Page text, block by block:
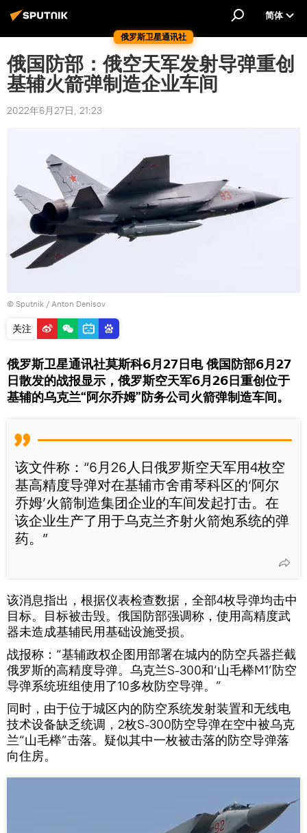
俄罗斯卫星通讯社
简体
俄国防部：俄空天军发射导弹重创
基辅火箭弹制造企业车间
2022年6月27日, 21:23
© Sputnik / Anton Denisov
关注
俄罗斯卫星通讯社莫斯科6月27日电 俄国防部6月27
日散发的战报显示，俄罗斯空天军6月26日重创位于
基辅的乌克兰“阿尔乔姆”防务公司火箭弹制造车间。
该文件称：“6月26人日俄罗斯空天军用4枚空
基高精度导弹对在基辅市舍甫琴科区的‘阿尔
乔姆’火箭制造集团企业的车间发起打击。在
该企业生产了用于乌克兰齐射火箭炮系统的弹
药。”
该消息指出，根据仪表检查数据，全部4枚导弹均击中
目标。目标被击毁。俄国防部强调称，使用高精度武
器未造成基辅民用基础设施受损。
战报称：“基辅政权企图用部署在城内的防空兵器拦截
俄罗斯的高精度导弹。乌克兰S-300和‘山毛榉M1’防空
导弹系统班组使用了10多枚防空导弹。”
同时，由于位于城区内的防空系统发射装置和无线电
技术设备缺乏统调，2枚S-300防空导弹在空中被乌克
兰“山毛榉”击落。疑似其中一枚被击落的防空导弹落
向住房。